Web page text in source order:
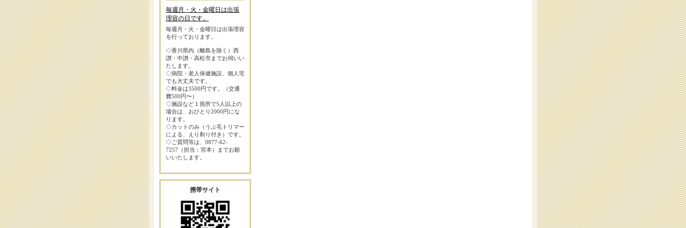
毎週月・火・金曜日は出張
理容の日です。
毎週月・火・金曜日は出張理容
を行っております。
◇香川県内（離島を除く）西
讃・中讃・高松市までお伺いい
たします。
◇病院・老人保健施設、個人宅
でも大丈夫です。
◇料金は3500円です。（交通
費500円〜）
◇施設など１箇所で5人以上の
場合は、おひとり2000円にな
ります。
◇カットのみ（うぶ毛トリマー
による、えり剃り付き）です。
◇ご質問等は、0877-62-
7257（担当：宮本）までお願
いいたします。
携帯サイト